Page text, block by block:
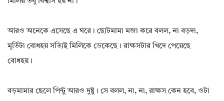
আরও অনেকে এসেছে এ ঘরে। ছোটমামা মজা করে বলল, না বড়দা,
মূর্তিটা বোধহয় সত্যিই মিলিকে ডেকেছে। রাক্ষসটার খিদে পেয়েছে
বোধহয়।
বড়মামার ছেলে পিন্টু আরও দুষ্টু। সে বলল, না, না, রাক্ষস কেন হবে, ওটা